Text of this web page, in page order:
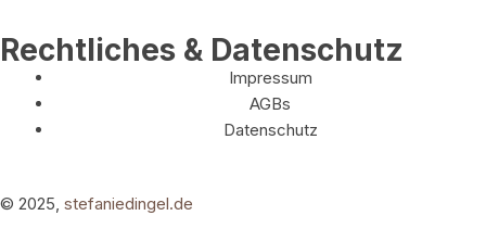
Rechtliches & Datenschutz
Impressum
AGBs
Datenschutz
© 2025, stefaniedingel.de